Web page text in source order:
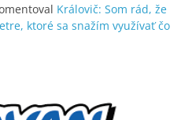
Královič: Som rád, že
ktoré sa snažím využívať čo